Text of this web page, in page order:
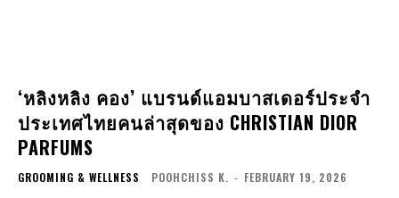
‘หลิงหลิง คอง’ แบรนด์แอมบาสเดอร์ประจำ
ประเทศไทยคนล่าสุดของ CHRISTIAN DIOR
PARFUMS
GROOMING & WELLNESS POOHCHISS K. - FEBRUARY 19, 2026